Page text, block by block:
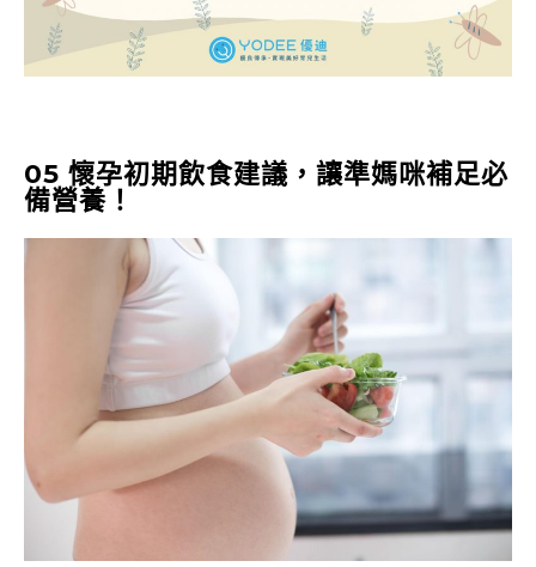
05 懷孕初期飲食建議，讓準媽咪補足必
備營養！